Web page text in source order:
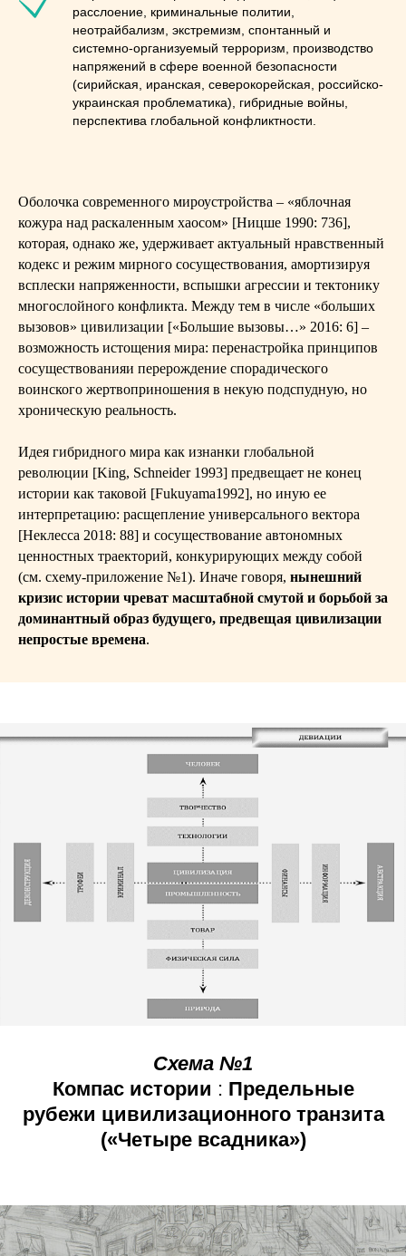
расслоение, криминальные политии,
неотрайбализм, экстремизм, спонтанный и
системно-организуемый терроризм, производство
напряжений в сфере военной безопасности
(сирийская, иранская, северокорейская, российско-
украинская проблематика), гибридные войны,
перспектива глобальной конфликтности.
Оболочка современного мироустройства – «яблочная
кожура над раскаленным хаосом» [Ницше 1990: 736],
которая, однако же, удерживает актуальный нравственный
кодекс и режим мирного сосуществования, амортизируя
всплески напряженности, вспышки агрессии и тектонику
многослойного конфликта. Между тем в числе «больших
вызовов» цивилизации [«Большие вызовы…» 2016: 6] –
возможность истощения мира: перенастройка принципов
сосуществованияи перерождение спорадического
воинского жертвоприношения в некую подспудную, но
хроническую реальность.
Идея гибридного мира как изнанки глобальной
революции [King, Schneider 1993] предвещает не конец
истории как таковой [Fukuyama1992], но иную ее
интерпретацию: расщепление универсального вектора
[Неклесса 2018: 88] и сосуществование автономных
ценностных траекторий, конкурирующих между собой
(см. схему-приложение №1). Иначе говоря, нынешний
кризис истории чреват масштабной смутой и борьбой за
доминантный образ будущего, предвещая цивилизации
непростые времена.
Схема №1
Компас истории : Предельные
рубежи цивилизационного транзита
(«Четыре всадника»)